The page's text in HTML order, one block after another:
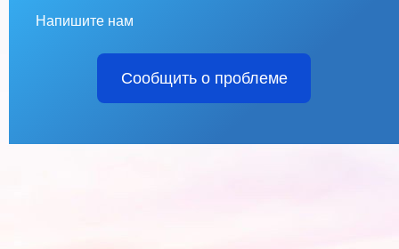
Напишите нам
Сообщить о проблеме